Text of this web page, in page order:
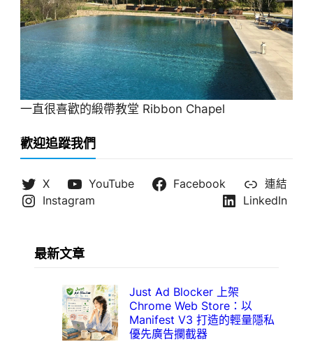
一直很喜歡的緞帶教堂 Ribbon Chapel
歡迎追蹤我們
X YouTube Facebook
連結
Instagram
LinkedIn
最新文章
Just Ad Blocker 上架
Chrome Web Store：以
Manifest V3 打造的輕量隱私
優先廣告攔截器